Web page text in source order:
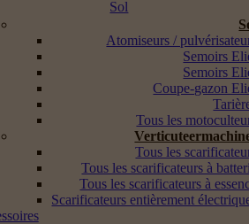
Sol
Atomiseurs /
Semoirs
Semoirs
Coupe-gazon
Tous les
Tous les
Tous les scarificateurs à
Tous les scarificateurs à
Scarificateurs entièrement